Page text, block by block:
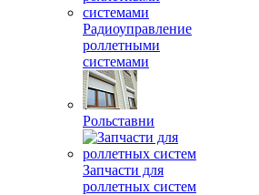
Радиоуправление
роллетными
системами
Рольставни
Запчасти для
роллетных систем